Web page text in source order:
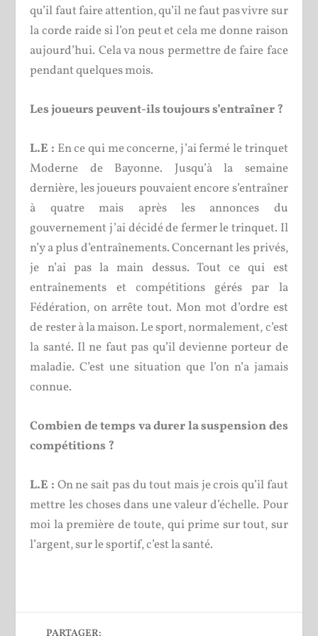
qu’il faut faire attention, qu’il ne faut pas vivre sur
la corde raide si l’on peut et cela me donne raison
aujourd’hui. Cela va nous permettre de faire face
pendant quelques mois.
Les joueurs peuvent-ils toujours s’entraîner ?
L.E : En ce qui me concerne, j’ai fermé le trinquet
Moderne de Bayonne. Jusqu’à la semaine
dernière, les joueurs pouvaient encore s’entraîner
à quatre mais après les annonces du
gouvernement j’ai décidé de fermer le trinquet. Il
n’y a plus d’entraînements. Concernant les privés,
je n’ai pas la main dessus. Tout ce qui est
entraînements et compétitions gérés par la
Fédération, on arrête tout. Mon mot d’ordre est
de rester à la maison. Le sport, normalement, c’est
la santé. Il ne faut pas qu’il devienne porteur de
maladie. C’est une situation que l’on n’a jamais
connue.
Combien de temps va durer la suspension des
compétitions ?
L.E : On ne sait pas du tout mais je crois qu’il faut
mettre les choses dans une valeur d’échelle. Pour
moi la première de toute, qui prime sur tout, sur
l’argent, sur le sportif, c’est la santé.